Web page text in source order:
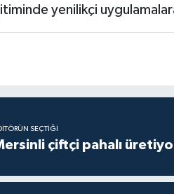
yenilikçi
SEÇTIĞI
çiftçi pahalı